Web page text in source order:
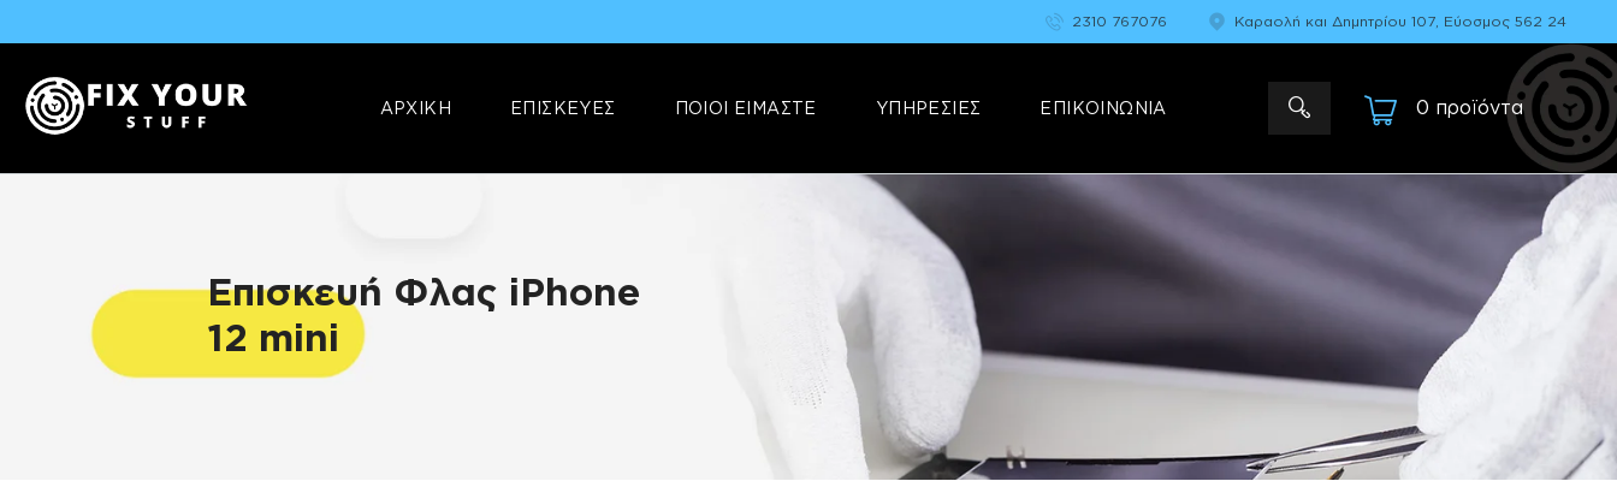
2310 767076 Καραολή και Δημητρίου 107, Εύοσμος 562 24
ΑΡΧΙΚΗ ΕΠΙΣΚΕΥΕΣ ΠΟΙΟΙ ΕΙΜΑΣΤΕ ΥΠΗΡΕΣΙΕΣ ΕΠΙΚΟΙΝΩΝΙΑ 0 προϊόντα-
Επισκευές & Πωλήσεις Ηλεκτρονικών Συσκευών &Αξεσουάρ
Επισκευή Φλας iPhone
12 mini